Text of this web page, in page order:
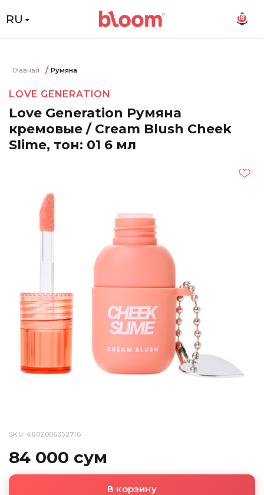
RU 18
Главная Румяна
LOVE GENERATION
Love Generation Румяна
кремовые / Cream Blush Cheek
Slime, тон: 01 6 мл
SKU: 4602006352716
84 000 сум
В корзину